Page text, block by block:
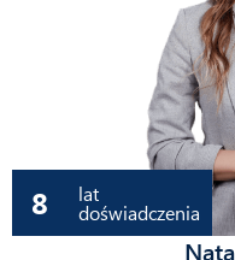
8 lat
doświadczenia